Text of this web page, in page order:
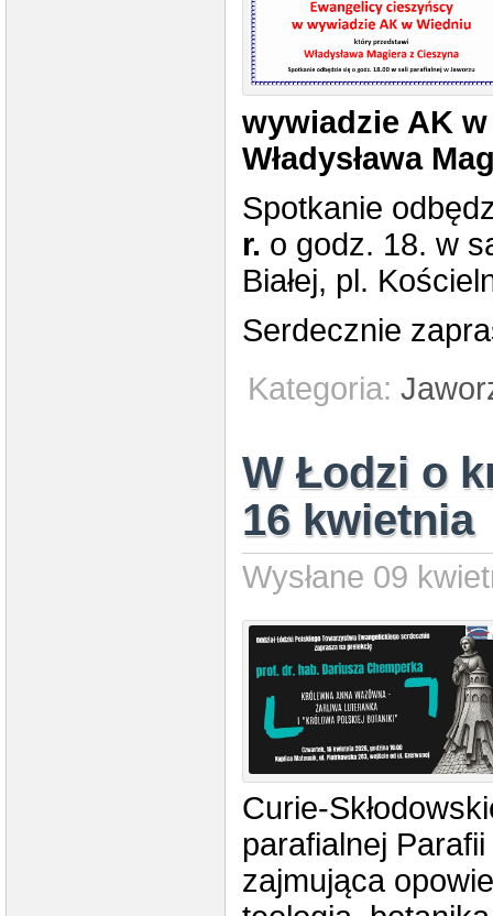
wywiadzie AK
Władysława
Spotkanie
r. o godz. 18. w
Białej, pl.
Serdecznie
Kategoria:
W Łodzi o
16 kwietnia
Wysłane 09
Curie-
parafialnej
zajmująca